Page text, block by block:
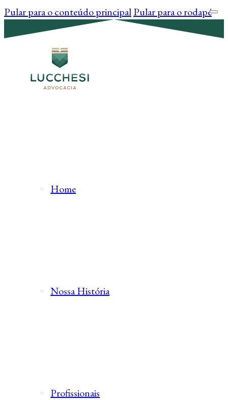
Pular para o conteúdo principalPular para o rodapé
Home
Nossa História
Profissionais